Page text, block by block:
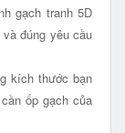
gạch tranh 5D
đúng yêu cầu
kích thước bạn
ốp gạch của